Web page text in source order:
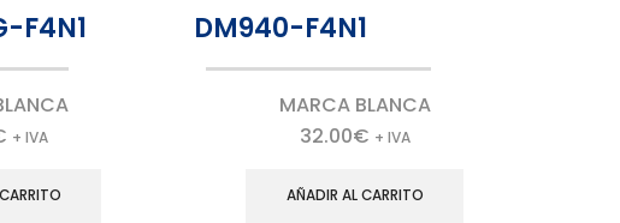
F4N1
+ IVA
DM940-F4N1
MARCA BLANCA
32.00€ + IVA
AÑADIR AL CARRITO